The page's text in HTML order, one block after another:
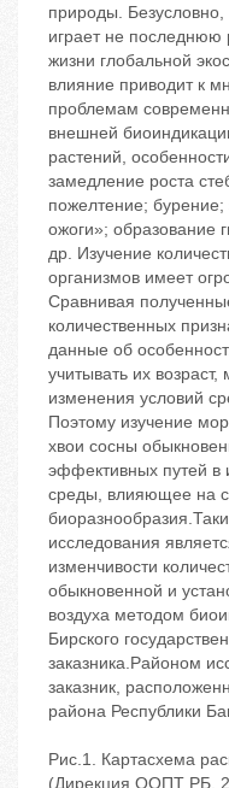
природы.
играет не последнюю
жизни глобальной
влияние приводит к
проблемам
внешней
растений,
замедление роста
пожелтение; бурение;
ожоги»; образование
др. Изучение
организмов имеет
Сравнивая
количественных
данные об
учитывать их
изменения условий
Поэтому изучение
хвои сосны
эффективных путей в
среды, влияющее на
исследования
изменчивости
обыкновенной и
воздуха методом
Бирского
заказника.Районом
заказник,
района Республики
Рис.1. Картасхема
(Дирекция ООПТ РБ,